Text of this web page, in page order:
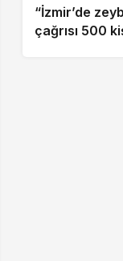
“İzmir’de
çağrısı 500